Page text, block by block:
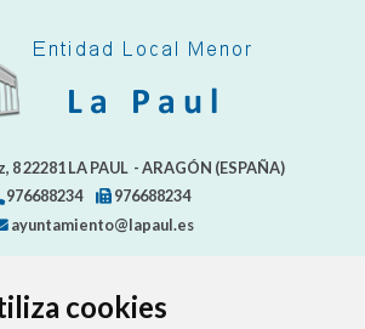
cookies
822281LA PAUL - ARAGÓN (ESPAÑA)
976688234
976688234
ayuntamiento@lapaul.es
MAPA WEB
AVISO LEGAL